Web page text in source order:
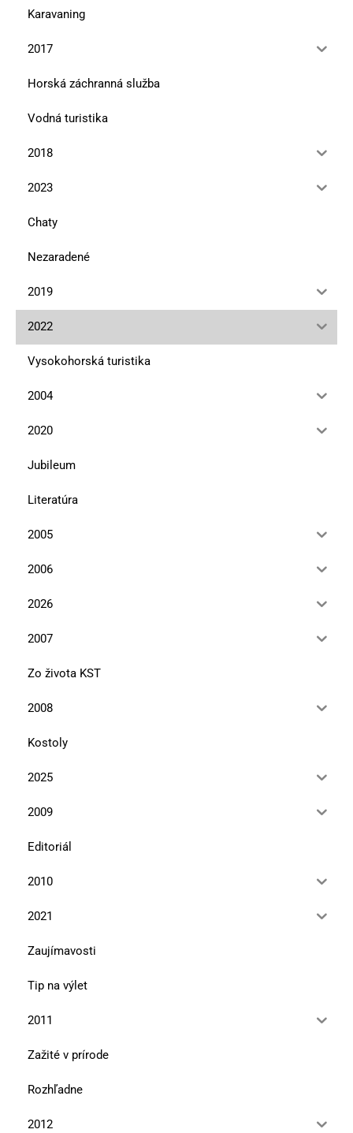
Karavaning
2017
Horská záchranná služba
Vodná turistika
2018
2023
Chaty
Nezaradené
2019
2022
Vysokohorská turistika
2004
2020
Jubileum
Literatúra
2005
2006
2026
2007
Zo života KST
2008
Kostoly
2025
2009
Editoriál
2010
2021
Zaujímavosti
Tip na výlet
2011
Zažité v prírode
Rozhľadne
2012